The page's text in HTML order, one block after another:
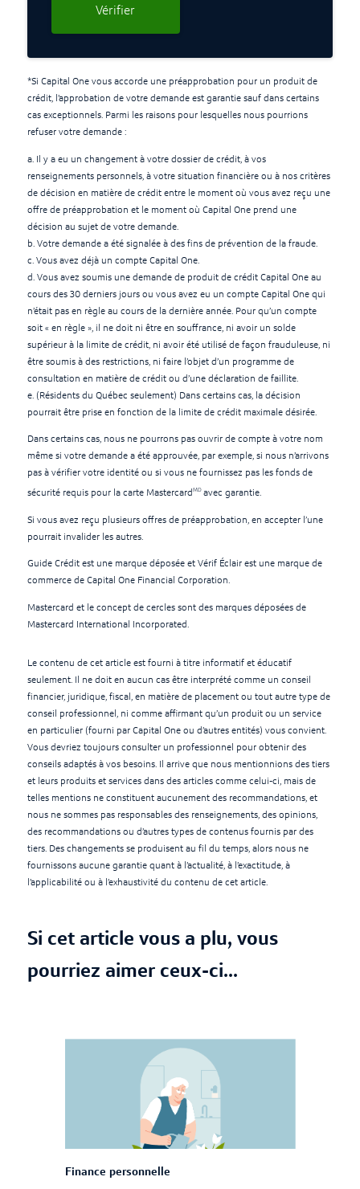
Vérifier
*Si Capital One vous accorde une préapprobation pour un produit de
crédit, l’approbation de votre demande est garantie sauf dans certains
cas exceptionnels. Parmi les raisons pour lesquelles nous pourrions
refuser votre demande :
a. Il y a eu un changement à votre dossier de crédit, à vos
renseignements personnels, à votre situation financière ou à nos critères
de décision en matière de crédit entre le moment où vous avez reçu une
offre de préapprobation et le moment où Capital One prend une
décision au sujet de votre demande.
b. Votre demande a été signalée à des fins de prévention de la fraude.
c. Vous avez déjà un compte Capital One.
d. Vous avez soumis une demande de produit de crédit Capital One au
cours des 30 derniers jours ou vous avez eu un compte Capital One qui
n’était pas en règle au cours de la dernière année. Pour qu’un compte
soit « en règle », il ne doit ni être en souffrance, ni avoir un solde
supérieur à la limite de crédit, ni avoir été utilisé de façon frauduleuse, ni
être soumis à des restrictions, ni faire l’objet d’un programme de
consultation en matière de crédit ou d’une déclaration de faillite.
e. (Résidents du Québec seulement) Dans certains cas, la décision
pourrait être prise en fonction de la limite de crédit maximale désirée.
Dans certains cas, nous ne pourrons pas ouvrir de compte à votre nom
même si votre demande a été approuvée, par exemple, si nous n’arrivons
pas à vérifier votre identité ou si vous ne fournissez pas les fonds de
sécurité requis pour la carte Mastercard MD avec garantie.
Si vous avez reçu plusieurs offres de préapprobation, en accepter l’une
pourrait invalider les autres.
Guide Crédit est une marque déposée et Vérif Éclair est une marque de
commerce de Capital One Financial Corporation.
Mastercard et le concept de cercles sont des marques déposées de
Mastercard International Incorporated.
Le contenu de cet article est fourni à titre informatif et éducatif
seulement. Il ne doit en aucun cas être interprété comme un conseil
financier, juridique, fiscal, en matière de placement ou tout autre type de
conseil professionnel, ni comme affirmant qu’un produit ou un service
en particulier (fourni par Capital One ou d’autres entités) vous convient.
Vous devriez toujours consulter un professionnel pour obtenir des
conseils adaptés à vos besoins. Il arrive que nous mentionnions des tiers
et leurs produits et services dans des articles comme celui-ci, mais de
telles mentions ne constituent aucunement des recommandations, et
nous ne sommes pas responsables des renseignements, des opinions,
des recommandations ou d’autres types de contenus fournis par des
tiers. Des changements se produisent au fil du temps, alors nous ne
fournissons aucune garantie quant à l’actualité, à l’exactitude, à
l’applicabilité ou à l’exhaustivité du contenu de cet article.
Si cet article vous a plu, vous
pourriez aimer ceux-ci...
Finance personnelle